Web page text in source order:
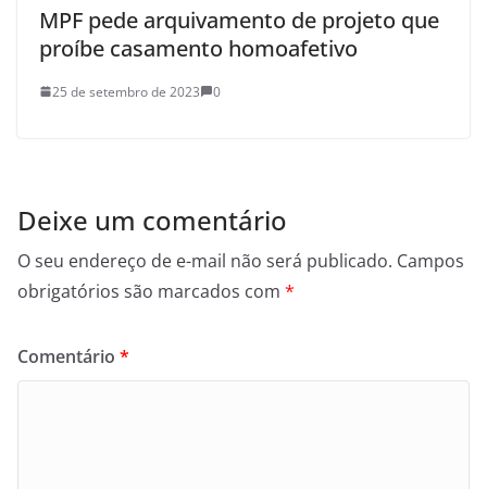
MPF pede arquivamento de projeto que
proíbe casamento homoafetivo
25 de setembro de 2023 0
Deixe um comentário
O seu endereço de e-mail não será publicado. Campos
obrigatórios são marcados com *
Comentário *